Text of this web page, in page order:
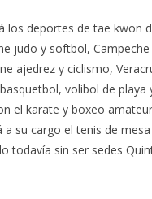
los deportes de tae kwon
judo y softbol,
ajedrez y ciclismo,
volibol de playa
el karate y boxeo
a su cargo el tenis de mesa
todavía sin ser sedes